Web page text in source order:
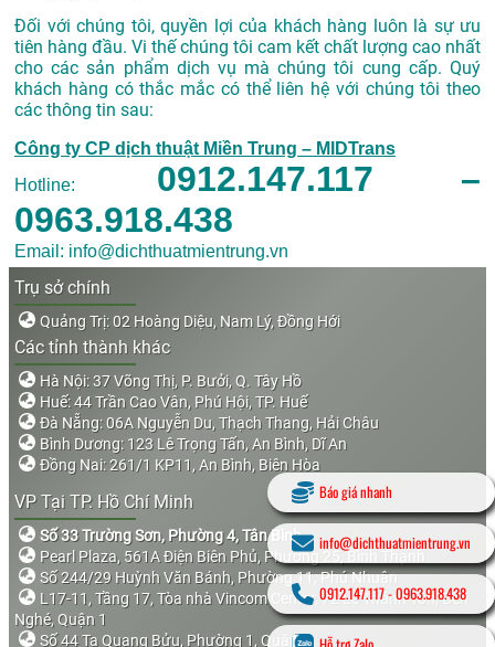
Đối với chúng tôi, quyền lợi của khách hàng luôn là sự ưu
tiên hàng đầu. Vi thế chúng tôi cam kết chất lượng cao nhất
cho các sản phẩm dịch vụ mà chúng tôi cung cấp. Quý
khách hàng có thắc mắc có thể liên hệ với chúng tôi theo
các thông tin sau:
Công ty CP dịch thuật Miền Trung – MIDTrans
Hotline: 0912.147.117 –
0963.918.438
Email: info@dichthuatmientrung.vn
Trụ sở chính
Quảng Trị: 02 Hoàng Diệu, Nam Lý, Đồng Hới
Các tỉnh thành khác
Hà Nội: 37 Võng Thị, P. Bưởi, Q. Tây Hồ
Huế: 44 Trần Cao Vân, Phú Hội, TP. Huế
Đà Nẵng: 06A Nguyễn Du, Thạch Thang, Hải Châu
Bình Dương: 123 Lê Trọng Tấn, An Bình, Dĩ An
Đồng Nai: 261/1 KP11, An Bình, Biên Hòa
VP Tại TP. Hồ Chí Minh
Số 33 Trường Sơn, Phường 4, Tân Bình
Pearl Plaza, 561A Điện Biên Phủ, Phường 25, Bình Thạnh
Số 244/29 Huỳnh Văn Bánh, Phường 11, Phú Nhuận
L17-11, Tầng 17, Tòa nhà Vincom Center, 72 Lê Thánh Tôn, Bến
Nghé, Quận 1
Số 44 Tạ Quang Bửu, Phường 1, Quận 8
Báo giá nhanh
info@dichthuatmientrung.vn
0912.147.117-0963.918.438